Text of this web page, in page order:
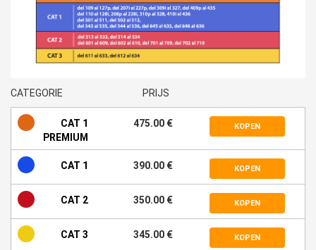
CATEGORIE PRIJS
CAT 1
PREMIUM
475.00 € KOPEN
CAT 1 390.00 € KOPEN
CAT 2 350.00 € KOPEN
CAT 3 345.00 € KOPEN